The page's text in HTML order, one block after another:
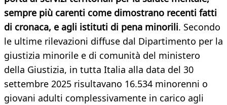
sempre più carenti come dimostrano recenti fatti
di cronaca, e agli istituti di pena minorili. Secondo
le ultime rilevazioni diffuse dal Dipartimento per la
giustizia minorile e di comunità del ministero
della Giustizia, in tutta Italia alla data del 30
settembre 2025 risultavano 16.534 minorenni o
giovani adulti complessivamente in carico agli